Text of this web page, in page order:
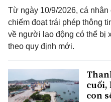
Từ ngày 10/9/2026, cá
chiếm đoạt trái phép thông
về người lao động có thể bị
theo quy định mới.
cuối,
con